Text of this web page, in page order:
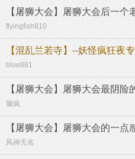
【屠狮大会】屠狮大会后一个
flyingfish810
【混乱兰若寺】--妖怪疯狂夜
blue881
【屠狮大会】屠狮大会最阴险
脑疯
【屠狮大会】屠狮大会的一点
风神无名